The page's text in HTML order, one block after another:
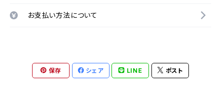
お支払い方法について
保存 シェア LINE ポスト